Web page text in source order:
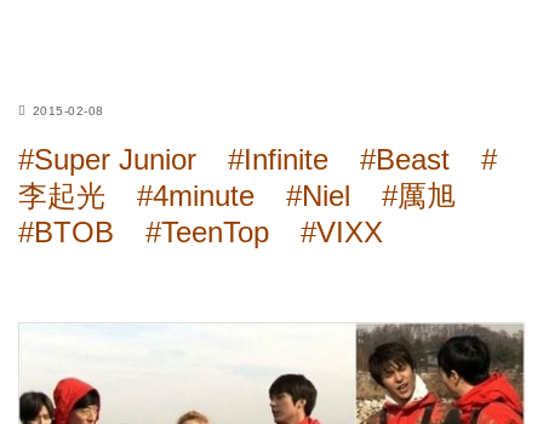
2015-02-08
#Super Junior #Infinite #Beast
#
李起光
#4minute #Niel
#厲旭
#BTOB
#TeenTop #VIXX